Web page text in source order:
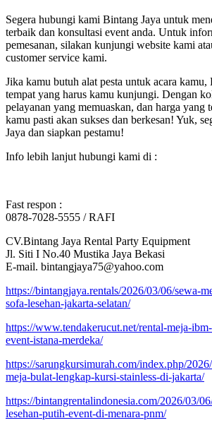
Segera hubungi kami Bintang Jaya untuk
terbaik dan konsultasi event anda. Untuk
pemesanan, silakan kunjungi website kami
customer service kami.
Jika kamu butuh alat pesta untuk acara kamu,
tempat yang harus kamu kunjungi. Dengan
pelayanan yang memuaskan, dan harga yang
kamu pasti akan sukses dan berkesan! Yuk,
Jaya dan siapkan pestamu!
Info lebih lanjut hubungi kami di :
Fast respon :
0878-7028-5555 / RAFI
CV.Bintang Jaya Rental Party Equipment
Jl. Siti I No.40 Mustika Jaya Bekasi
E-mail. bintangjaya75@yahoo.com
https://bintangjaya.rentals/2026/03/06/sewa-
sofa-lesehan-jakarta-selatan/
https://www.tendakerucut.net/rental-meja-
event-istana-merdeka/
https://sarungkursimurah.com/index.php/
meja-bulat-lengkap-kursi-stainless-di-jakarta/
https://bintangrentalindonesia.com/2026/03/
lesehan-putih-event-di-menara-pnm/